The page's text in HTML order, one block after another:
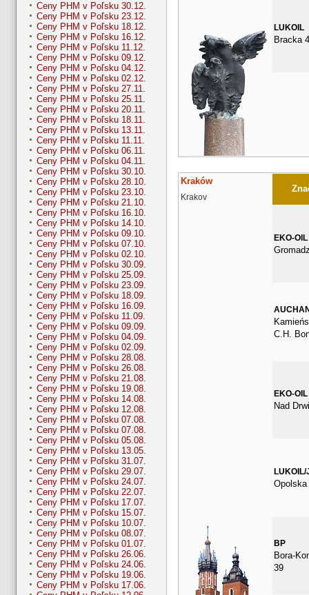
Ceny PHM v Poľsku 30.12.
Ceny PHM v Poľsku 23.12.
Ceny PHM v Poľsku 18.12.
Ceny PHM v Poľsku 16.12.
Ceny PHM v Poľsku 11.12.
Ceny PHM v Poľsku 09.12.
Ceny PHM v Poľsku 04.12.
Ceny PHM v Poľsku 02.12.
Ceny PHM v Poľsku 27.11.
Ceny PHM v Poľsku 25.11.
Ceny PHM v Poľsku 20.11.
Ceny PHM v Poľsku 18.11.
Ceny PHM v Poľsku 13.11.
Ceny PHM v Poľsku 11.11.
Ceny PHM v Poľsku 06.11.
Ceny PHM v Poľsku 04.11.
Ceny PHM v Poľsku 30.10.
Ceny PHM v Poľsku 28.10.
Ceny PHM v Poľsku 23.10.
Ceny PHM v Poľsku 21.10.
Ceny PHM v Poľsku 16.10.
Ceny PHM v Poľsku 14.10.
Ceny PHM v Poľsku 09.10.
Ceny PHM v Poľsku 07.10.
Ceny PHM v Poľsku 02.10.
Ceny PHM v Poľsku 30.09.
Ceny PHM v Poľsku 25.09.
Ceny PHM v Poľsku 23.09.
Ceny PHM v Poľsku 18.09.
Ceny PHM v Poľsku 16.09.
Ceny PHM v Poľsku 11.09.
Ceny PHM v Poľsku 09.09.
Ceny PHM v Poľsku 04.09.
Ceny PHM v Poľsku 02.09.
Ceny PHM v Poľsku 28.08.
Ceny PHM v Poľsku 26.08.
Ceny PHM v Poľsku 21.08.
Ceny PHM v Poľsku 19.08.
Ceny PHM v Poľsku 14.08.
Ceny PHM v Poľsku 12.08.
Ceny PHM v Poľsku 07.08.
Ceny PHM v Poľsku 07.08.
Ceny PHM v Poľsku 05.08.
Ceny PHM v Poľsku 13.05.
Ceny PHM v Poľsku 31.07.
Ceny PHM v Poľsku 29.07.
Ceny PHM v Poľsku 24.07.
Ceny PHM v Poľsku 22.07.
Ceny PHM v Poľsku 17.07.
Ceny PHM v Poľsku 15.07.
Ceny PHM v Poľsku 10.07.
Ceny PHM v Poľsku 08.07.
Ceny PHM v Poľsku 01.07.
Ceny PHM v Poľsku 26.06.
Ceny PHM v Poľsku 24.06.
Ceny PHM v Poľsku 19.06.
Ceny PHM v Poľsku 17.06.
LUKOIL
Bracka 4
Kraków
Krakov
EKO-OIL
C.H.
EKO-OIL
Nad
LUKOIL/
Opolska
BP
Bora-
39